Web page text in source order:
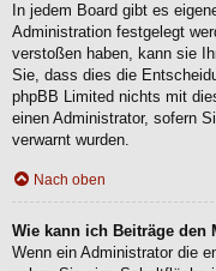
In jedem Board gibt es
Administration festgelegt
verstoßen haben, kann sie
Sie, dass dies die
phpBB Limited nichts mit
einen Administrator, sofern
verwarnt wurden.
Nach oben
Wie kann ich Beiträge den
Wenn ein Administrator die